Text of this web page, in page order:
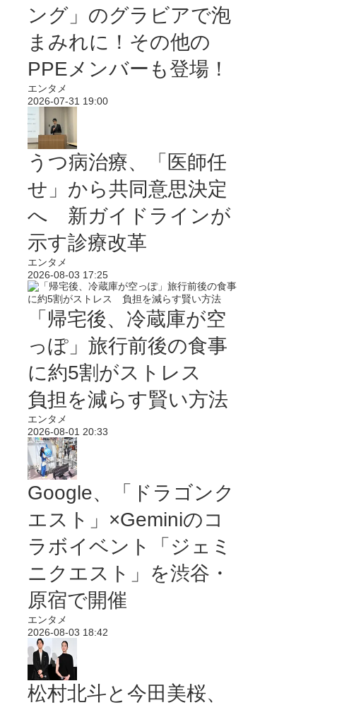
ング」のグラビアで泡
まみれに！その他の
PPEメンバーも登場！
エンタメ
2026-07-31 19:00
うつ病治療、「医師任
せ」から共同意思決定
へ 新ガイドラインが
示す診療改革
エンタメ
2026-08-03 17:25
「帰宅後、冷蔵庫が空
っぽ」旅行前後の食事
に約5割がストレス
負担を減らす賢い方法
エンタメ
2026-08-01 20:33
Google、「ドラゴンク
エスト」×Geminiのコ
ラボイベント「ジェミ
ニクエスト」を渋谷・
原宿で開催
エンタメ
2026-08-03 18:42
松村北斗と今田美桜、